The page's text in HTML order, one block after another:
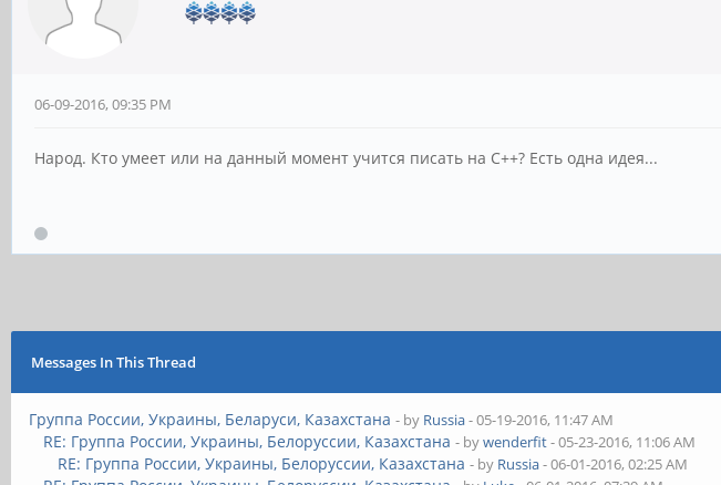
06-09-2016, 09:35 PM
Народ. Кто умеет или на данный момент учится писать на С++? Есть одна идея...
Messages In This Thread
Группа России, Украины, Беларуси, Казахстана - by Russia- 05-19-2016, 11:47 AM
RE: Группа России, Украины, Белоруссии, Казахстана - bywenderfit- 05-23-2016, 11:06 AM
RE: Группа России, Украины, Белоруссии, Казахстана - by Russia- 06-01-2016, 02:25 AM